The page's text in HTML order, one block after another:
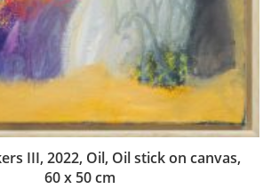
III, 2022, Oil, Oil stick on canvas,
60 x 50 cm